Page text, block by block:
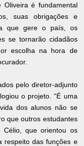
Oliveira é fundamental
suas obrigações e
que gere o país, os
se tornarão cidadãos
escolha na hora de
pelo diretor-adjunto
o projeto. “É uma
dos alunos não se
que outros estudantes
Célio, que orientou os
respeito das funções e